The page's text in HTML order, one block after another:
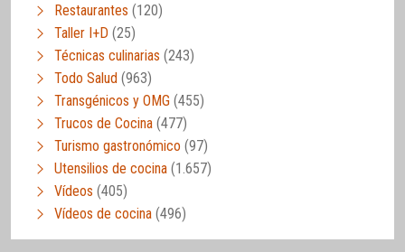
Restaurantes (120)
Taller I+D (25)
Técnicas culinarias (243)
Todo Salud (963)
Transgénicos y OMG (455)
Trucos de Cocina (477)
Turismo gastronómico (97)
Utensilios de cocina (1.657)
Vídeos (405)
Vídeos de cocina (496)